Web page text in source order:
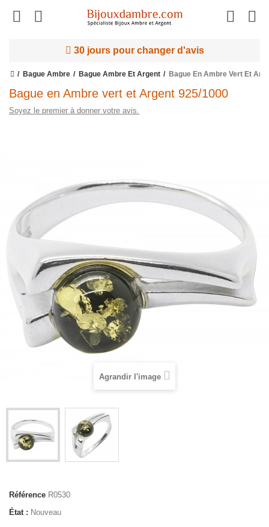
30 jours pour changer d'avis
Bague Ambre Bague Ambre Et Argent Bague En Ambre Vert Et
Bague en Ambre vert et Argent 925/1000
Soyez le premier à donner votre avis.
Agrandir l'image
Référence R0530
État : Nouveau